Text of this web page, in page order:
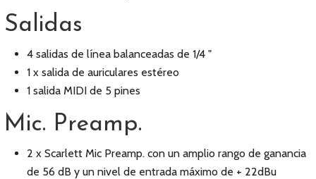
Salidas
4 salidas de línea balanceadas de 1/4 "
1 x salida de auriculares estéreo
1 salida MIDI de 5 pines
Mic. Preamp.
2 x Scarlett Mic Preamp. con un amplio rango de ganancia
de 56 dB y un nivel de entrada máximo de + 22dBu